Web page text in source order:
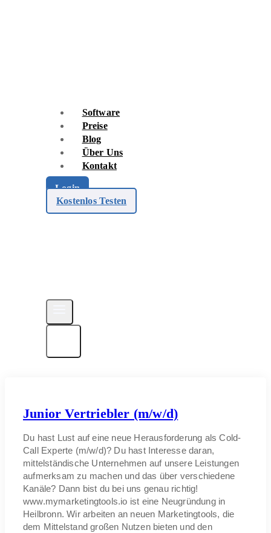
Software
Preise
Blog
Über Uns
Kontakt
Login
Kostenlos Testen
Junior Vertriebler (m/w/d)
Du hast Lust auf eine neue Herausforderung als Cold-
Call Experte (m/w/d)? Du hast Interesse daran,
mittelständische Unternehmen auf unsere Leistungen
aufmerksam zu machen und das über verschiedene
Kanäle? Dann bist du bei uns genau richtig!
www.mymarketingtools.io ist eine Neugründung in
Heilbronn. Wir arbeiten an neuen Marketingtools, die
dem Mittelstand großen Nutzen bieten und den